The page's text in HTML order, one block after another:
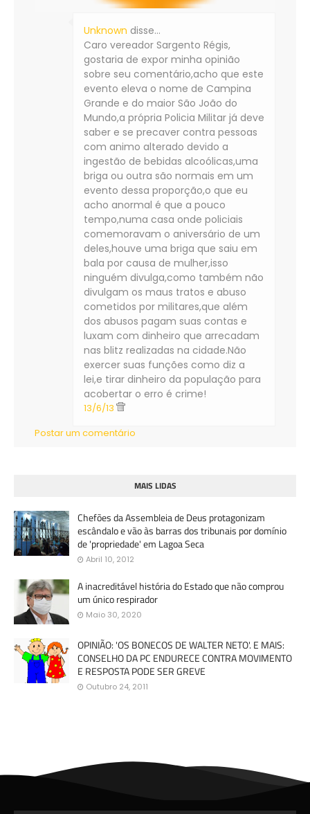
Unknown disse…
Caro vereador Sargento Régis,
gostaria de expor minha opinião
sobre seu comentário,acho que este
evento eleva o nome de Campina
Grande e do maior São João do
Mundo,a própria Policia Militar já deve
saber e se precaver contra pessoas
com animo alterado devido a
ingestão de bebidas alcoólicas,uma
briga ou outra são normais em um
evento dessa proporção,o que eu
acho anormal é que a pouco
tempo,numa casa onde policiais
comemoravam o aniversário de um
deles,houve uma briga que saiu em
bala por causa de mulher,isso
ninguém divulga,como também não
divulgam os maus tratos e abuso
cometidos por militares,que além
dos abusos pagam suas contas e
luxam com dinheiro que arrecadam
nas blitz realizadas na cidade.Não
exercer suas funções como diz a
lei,e tirar dinheiro da população para
acobertar o erro é crime!
13/6/13
Postar um comentário
MAIS LIDAS
Chefões da Assembleia de Deus protagonizam
escândalo e vão às barras dos tribunais por domínio
de 'propriedade' em Lagoa Seca
Abril 10, 2012
A inacreditável história do Estado que não comprou
um único respirador
Maio 30, 2020
OPINIÃO: 'OS BONECOS DE WALTER NETO'. E MAIS:
CONSELHO DA PC ENDURECE CONTRA MOVIMENTO
E RESPOSTA PODE SER GREVE
Outubro 24, 2011